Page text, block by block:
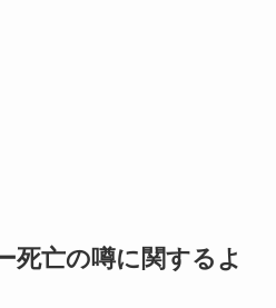
死亡の噂に関するよ